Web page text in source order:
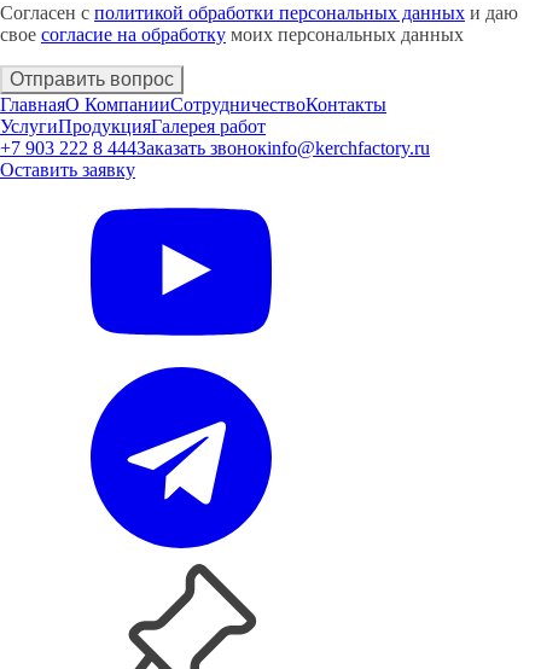
Согласен с политикой обработки персональных данных и даю
свое согласие на обработку моих персональных данных
Отправить вопрос
ГлавнаяО КомпанииСотрудничествоКонтакты
УслугиПродукцияГалерея работ
+7 903 222 8 444Заказать звонокinfo@kerchfactory.ru
Оставить заявку